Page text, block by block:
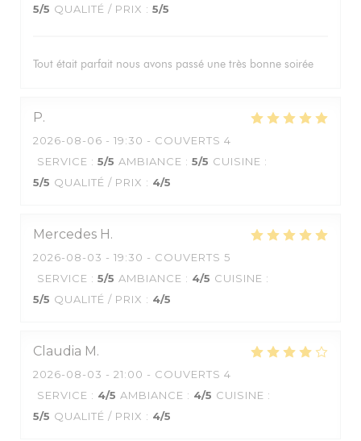
5/5 QUALITÉ / PRIX : 5/5
Tout était parfait nous avons passé une très bonne soirée
P
2026-08-06 - 19:30 - COUVERTS 4
SERVICE : 5/5 AMBIANCE : 5/5 CUISINE :
5/5 QUALITÉ / PRIX : 4/5
Mercedes H
2026-08-03 - 19:30 - COUVERTS 5
SERVICE : 5/5 AMBIANCE : 4/5 CUISINE :
5/5 QUALITÉ / PRIX : 4/5
Claudia M
2026-08-03 - 21:00 - COUVERTS 4
SERVICE : 4/5 AMBIANCE : 4/5 CUISINE :
5/5 QUALITÉ / PRIX : 4/5